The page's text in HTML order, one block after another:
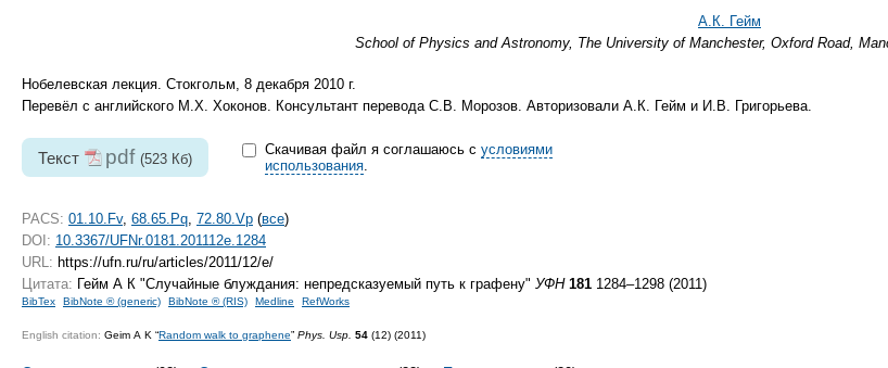
А.К. Гейм
School of Physics and Astronomy, The University of Manchester, Oxford Road,
Нобелевская лекция. Стокгольм, 8 декабря 2010 г.
Перевёл с английского М.Х. Хоконов. Консультант перевода С.В. Морозов. Авторизовали А.К. Гейм и И.В. Григорьева.
Текст pdf (523 Кб)
Скачивая файл я соглашаюсь с условиями
использования.
PACS: 01.10.Fv, 68.65.Pq 72.80.Vp (все)
DOI: 10.3367/UFNr.0181.201112e.1284
URL: https://ufn.ru/ru/articles/2011/12/e/
Цитата: Гейм А К "Случайные блуждания: непредсказуемый путь к графену" УФН 181 1284–1298 (2011)
BibTex BibNote ® (generic) BibNote ® (RIS) Medline RefWorks
English citation: Geim A K “Random walk to graphene” Phys. Usp. 54 (12) (2011)